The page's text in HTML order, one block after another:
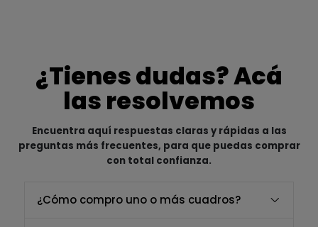
¿Tienes dudas? Acá
las resolvemos
Encuentra aquí respuestas claras y rápidas a las
preguntas más frecuentes, para que puedas comprar
con total confianza.
¿Cómo compro uno o más cuadros?